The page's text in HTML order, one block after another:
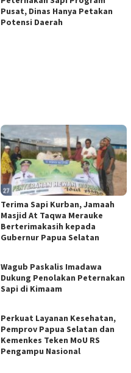
Pusat, Dinas Hanya Petakan
Potensi Daerah
Terima Sapi Kurban, Jamaah
Masjid At Taqwa Merauke
Berterimakasih kepada
Gubernur Papua Selatan
Wagub Paskalis Imadawa
Dukung Penolakan Peternakan
Sapi di Kimaam
Perkuat Layanan Kesehatan,
Pemprov Papua Selatan dan
Kemenkes Teken MoU RS
Pengampu Nasional